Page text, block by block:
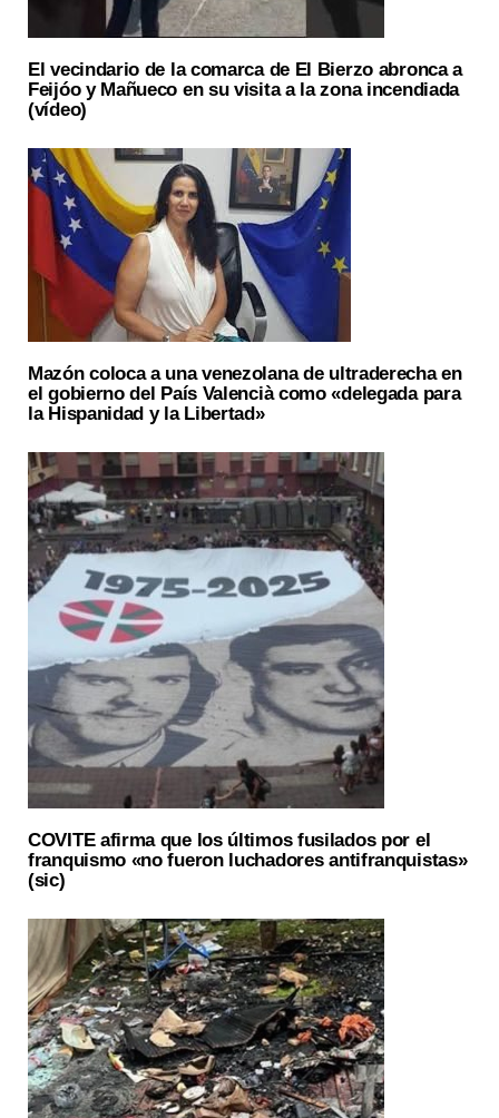
El vecindario de la comarca de El Bierzo abronca a
Feijóo y Mañueco en su visita a la zona incendiada
(vídeo)
Mazón coloca a una venezolana de ultraderecha en
el gobierno del País Valencià como «delegada para
la Hispanidad y la Libertad»
COVITE afirma que los últimos fusilados por el
franquismo «no fueron luchadores antifranquistas»
(sic)